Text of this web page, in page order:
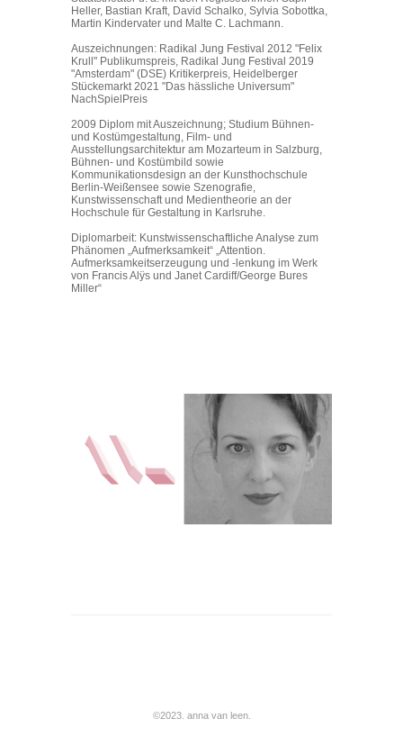
Heller, Bastian Kraft, David Schalko, Sylvia Sobottka,
Martin Kindervater und Malte C. Lachmann.
Auszeichnungen: Radikal Jung Festival 2012 "Felix
Krull" Publikumspreis, Radikal Jung Festival 2019
"Amsterdam" (DSE) Kritikerpreis, Heidelberger
Stückemarkt 2021 "Das hässliche Universum"
NachSpielPreis
2009 Diplom mit Auszeichnung; Studium Bühnen-
und Kostümgestaltung, Film- und
Ausstellungsarchitektur am Mozarteum in Salzburg,
Bühnen- und Kostümbild sowie
Kommunikationsdesign an der Kunsthochschule
Berlin-Weißensee sowie Szenografie,
Kunstwissenschaft und Medientheorie an der
Hochschule für Gestaltung in Karlsruhe.
Diplomarbeit: Kunstwissenschaftliche Analyse zum
Phänomen „Aufmerksamkeit“ „Attention.
Aufmerksamkeitserzeugung und -lenkung im Werk
von Francis Alÿs und Janet Cardiff/George Bures
Miller“
©2023. anna van leen.